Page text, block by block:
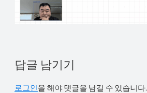
여
해
결
하
Reader
Interactions
답글 남기기
로그인을 해야 댓글을 남길 수 있습니다.